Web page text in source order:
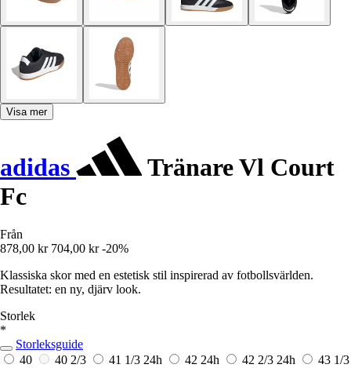
Visa mer
adidas
Tränare Vl Court
Fc
Från
878,00 kr 704,00 kr -20%
Klassiska skor med en estetisk stil inspirerad av fotbollsvärlden.
Resultatet: en ny, djärv look.
Storlek
*
Storleksguide
40
40 2/3 41 1/3 24h 42 24h 42 2/3 24h
43 1/3